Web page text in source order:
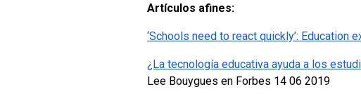
Artículos afines:
‘Schools need to react quickly’: Education
¿La tecnología educativa ayuda a los
Lee Bouygues en Forbes 14 06 2019